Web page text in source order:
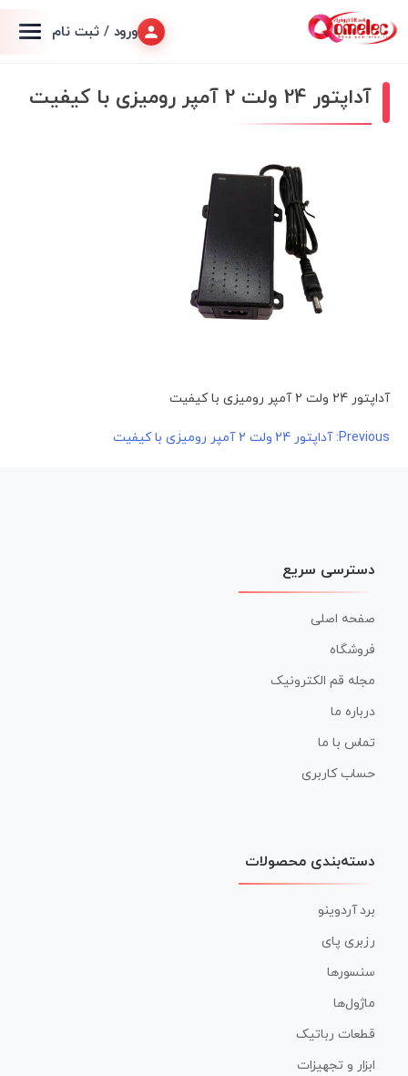
ورود / ثبت نام
آداپتور 24 ولت 2 آمپر رومیزی با کیفیت
آداپتور 24 ولت 2 آمپر رومیزی با کیفیت
راهبری
Previous: آداپتور 24 ولت 2 آمپر رومیزی با کیفیت
دسترسی سریع
صفحه اصلی
فروشگاه
مجله قم الکترونیک
درباره ما
تماس با ما
حساب کاربری
دسته‌بندی محصولات
برد آردوینو
رزبری پای
سنسورها
ماژول‌ها
قطعات رباتیک
ابزار و تجهیزات